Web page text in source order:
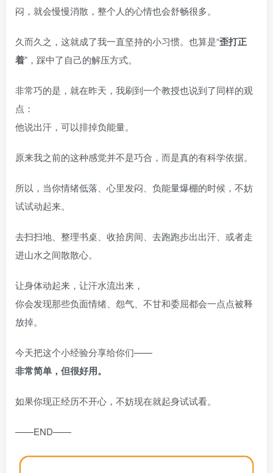
闷，就会慢慢消散，整个人的心情也会舒畅很多。
久而久之，这就成了我一直坚持的小习惯。也算是“歪打正
着”，踩中了自己的解压方式。
非常巧的是，就在昨天，我刷到一个教授也说到了同样的观
点：
他说出汗，可以排掉负能量。
原来我之前的这种感觉并不是巧合，而是真的有科学依据。
所以，当你情绪低落、心里发闷、负能量爆棚的时候，不妨
试试动起来。
去扫扫地、整理书桌、收拾房间、去跑跑步出出汗、或者走
进山水之间散散心。
让身体动起来，让汗水流出来，
你会发现那些负面情绪、怨气、不甘和委屈都会一点点被释
放掉。
今天把这个小经验分享给你们——
非常简单，但很好用。
如果你现正经历不开心，不妨现在就起身试试看。
——END——